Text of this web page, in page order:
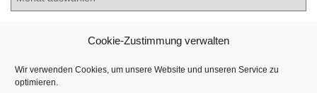
Cookie-Zustimmung verwalten
Wir verwenden Cookies, um unsere Website und unseren Service zu
optimieren.
v